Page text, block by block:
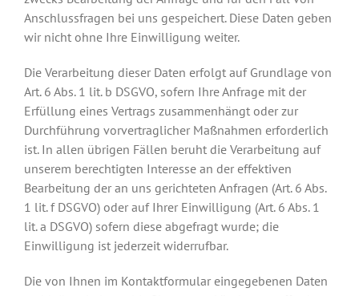
Anschlussfragen bei uns gespeichert. Diese Daten geben
wir nicht ohne Ihre Einwilligung weiter.
Die Verarbeitung dieser Daten erfolgt auf Grundlage von
Art. 6 Abs. 1 lit. b DSGVO, sofern Ihre Anfrage mit der
Erfüllung eines Vertrags zusammenhängt oder zur
Durchführung vorvertraglicher Maßnahmen erforderlich
ist. In allen übrigen Fällen beruht die Verarbeitung auf
unserem berechtigten Interesse an der effektiven
Bearbeitung der an uns gerichteten Anfragen (Art. 6 Abs.
1 lit. f DSGVO) oder auf Ihrer Einwilligung (Art. 6 Abs. 1
lit. a DSGVO) sofern diese abgefragt wurde; die
Einwilligung ist jederzeit widerrufbar.
Die von Ihnen im Kontaktformular eingegebenen Daten